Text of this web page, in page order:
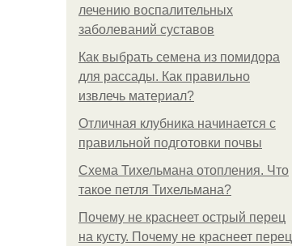
лечению воспалительных
заболеваний суставов
Как выбрать семена из помидора
для рассады. Как правильно
извлечь материал?
Отличная клубника начинается с
правильной подготовки почвы
Схема Тихельмана отопления. Что
такое петля Тихельмана?
Почему не краснеет острый перец
на кусту. Почему не краснеет перец